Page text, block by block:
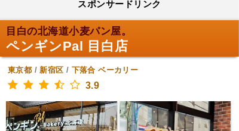
スポンサードリンク
目白の北海道小麦パン屋。
ペンギンPal 目白店
東京都 /新宿区 / 下落合 ベーカリー
3.9